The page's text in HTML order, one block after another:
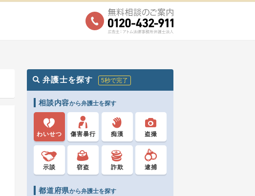
弁護士を探す 5秒で完了
相談内容から弁護士を探す
わいせつ 傷害暴行 痴漢 盗撮
示談 窃盗 詐欺 逮捕
都道府県から弁護士を探す